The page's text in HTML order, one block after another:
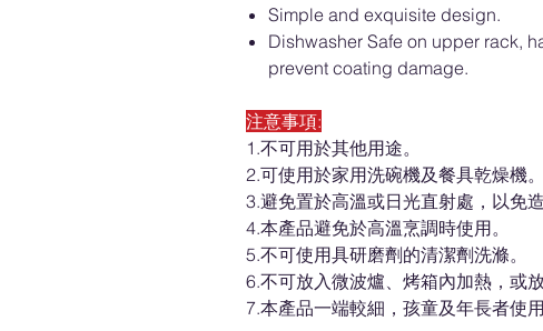
Simple and exquisite design.
Dishwasher Safe on upper rack,
prevent coating damage.
注意事項:
1.不可用於其他用途。
2.可使用於家用洗碗機及餐具乾燥機。
3.避免置於高溫或日光直射處，以免
4.本產品避免於高溫烹調時使用。
5.不可使用具研磨劑的清潔劑洗滌。
6.不可放入微波爐、烤箱內加熱，或
7.本產品一端較細，孩童及年長者使